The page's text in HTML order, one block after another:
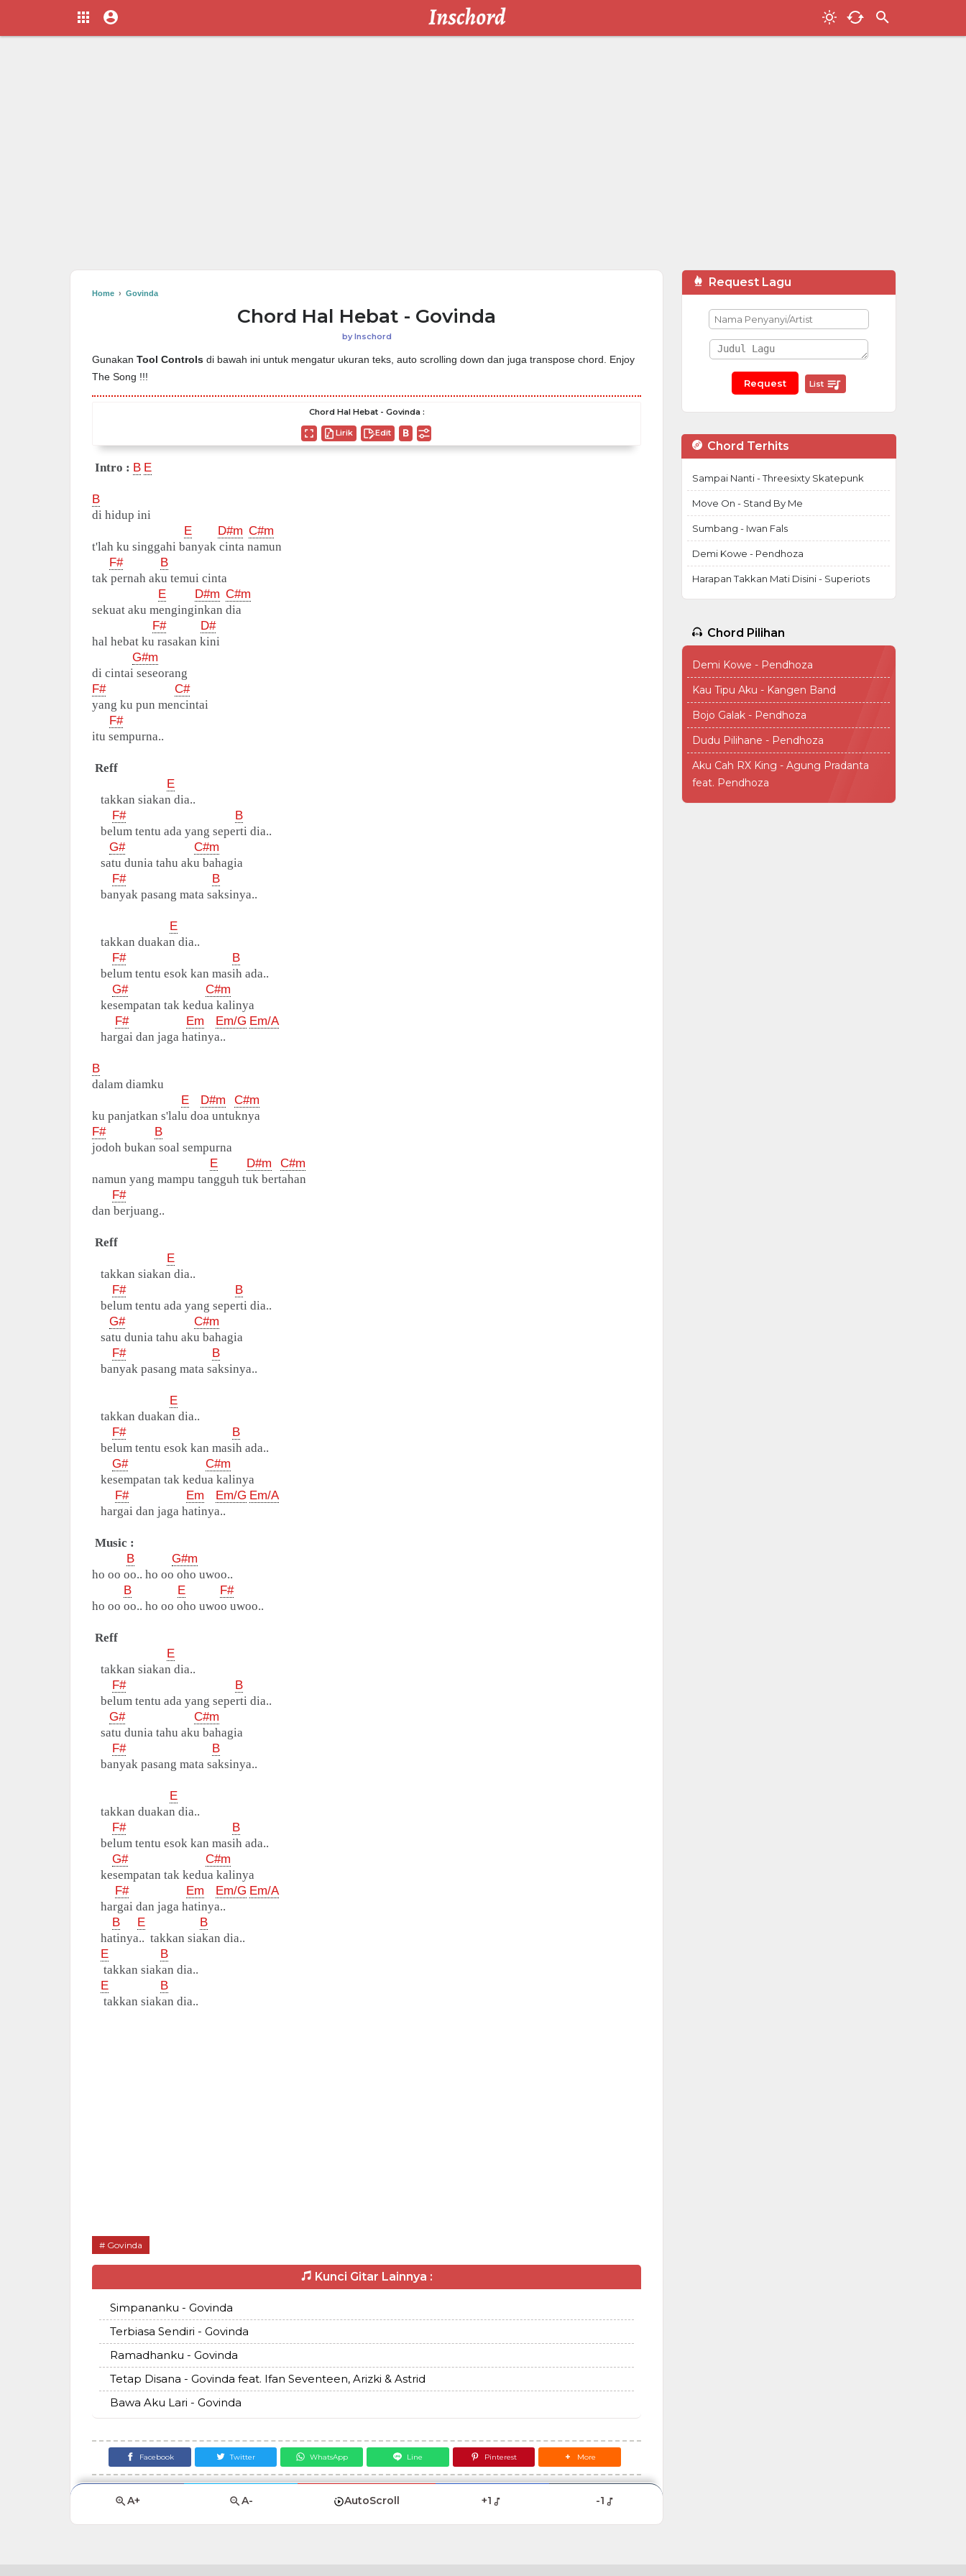
Home › Govinda
Chord Hal Hebat - Govinda
byInschord
Gunakan Tool Controls di bawah ini untuk mengatur ukuran teks, auto scrolling down dan juga transpose chord. Enjoy
The Song !!!
Chord Hal Hebat - Govinda :
Lirik Edit
Intro : B E
B
di hidup ini
E
D#m C#m
t'lah ku singgahi banyak cinta namun
F#
B
tak pernah aku temui cinta
E
D#m C#m
sekuat aku menginginkan dia
F#
D#
hal hebat ku rasakan kini
G#m
di cintai seseorang
F#
C#
yang ku pun mencintai
F#
itu sempurna..
Reff
E
takkan siakan dia..
F#
B
belum tentu ada yang seperti dia..
G#
C#m
satu dunia tahu aku bahagia
F#
B
banyak pasang mata saksinya..
E
takkan duakan dia..
F#
B
belum tentu esok kan masih ada..
G#
C#m
kesempatan tak kedua kalinya
F#
Em Em/G Em/A
hargai dan jaga hatinya..
B
dalam diamku
E
D#m
C#m
ku panjatkan s'lalu doa untuknya
F#
B
jodoh bukan soal sempurna
E
D#m
C#m
namun yang mampu tangguh tuk bertahan
F#
dan berjuang..
Reff
E
takkan siakan dia..
F#
B
belum tentu ada yang seperti dia..
G#
C#m
satu dunia tahu aku bahagia
F#
B
banyak pasang mata saksinya..
E
takkan duakan dia..
F#
B
belum tentu esok kan masih ada..
G#
C#m
kesempatan tak kedua kalinya
F#
Em Em/G Em/A
hargai dan jaga hatinya..
Music :
B
G#m
ho oo oo.. ho oo oho uwoo..
B
E
F#
ho oo oo.. ho oo oho uwoo uwoo..
Reff
E
takkan siakan dia..
F#
B
belum tentu ada yang seperti dia..
G#
C#m
satu dunia tahu aku bahagia
F#
B
banyak pasang mata saksinya..
E
takkan duakan dia..
F#
B
belum tentu esok kan masih ada..
G#
C#m
kesempatan tak kedua kalinya
F#
Em Em/G Em/A
hargai dan jaga hatinya..
B
E
B
hatinya.. takkan siakan dia..
E
B
takkan siakan dia..
E
B
takkan siakan dia..
Govinda
Kunci Gitar Lainnya :
Simpananku - Govinda
Terbiasa Sendiri - Govinda
Ramadhanku - Govinda
Tetap Disana - Govinda feat. Ifan Seventeen, Arizki & Astrid
Bawa Aku Lari - Govinda
Facebook Twitter WhatsApp Line Pinterest More
A+ A- AutoScroll +1 -1
Request Lagu
List
Chord Terhits
Sampai Nanti - Threesixty Skatepunk
Move On - Stand By Me
Sumbang - Iwan Fals
Demi Kowe - Pendhoza
Harapan Takkan Mati Disini - Superiots
Chord Pilihan
Demi Kowe - Pendhoza
Kau Tipu Aku - Kangen Band
Bojo Galak - Pendhoza
Dudu Pilihane - Pendhoza
Aku Cah RX King - Agung Pradanta
feat. Pendhoza